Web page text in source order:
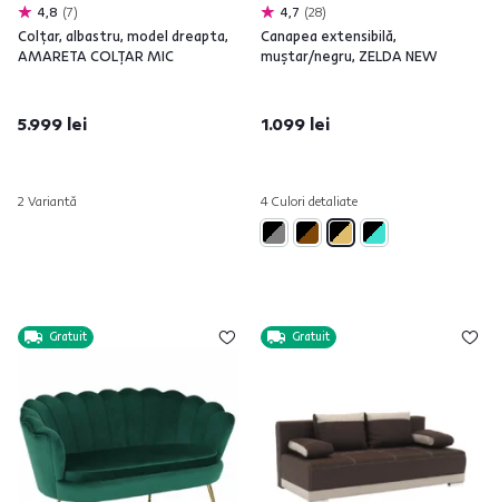
4,8 7
Colţar, albastru, model dreapta,
AMARETA COLŢAR MIC
5.999 lei
2 Variantă
4,7 28
Canapea extensibilă,
muştar/negru, ZELDA NEW
1.099 lei
4 Culori detaliate
Gratuit Gratuit